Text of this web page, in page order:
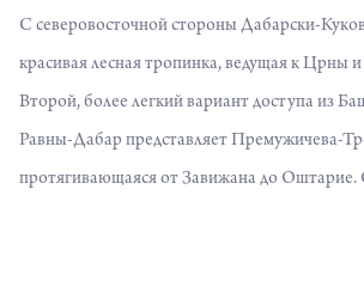
С северовосточной стороны Дабарски-
красивая лесная тропинка, ведущая к Црны
Второй, более легкий вариант доступа из
Равны-Дабар представляет Премужичева-
протягивающаяся от Завижана до Оштарие.